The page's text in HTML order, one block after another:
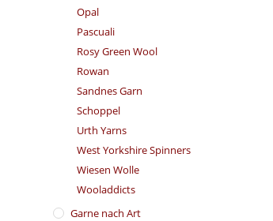
Opal
Pascuali
Rosy Green Wool
Rowan
Sandnes Garn
Schoppel
Urth Yarns
West Yorkshire Spinners
Wiesen Wolle
Wooladdicts
Garne nach Art